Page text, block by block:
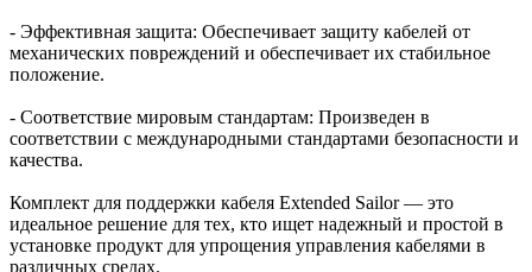
- Эффективная защита: Обеспечивает защиту кабелей от
механических повреждений и обеспечивает их стабильное
положение.
- Соответствие мировым стандартам: Произведен в
соответствии с международными стандартами безопасности и
качества.
Комплект для поддержки кабеля Extended Sailor — это
идеальное решение для тех, кто ищет надежный и простой в
установке продукт для упрощения управления кабелями в
различных средах.